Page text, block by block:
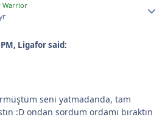
Warrior
Ligafor said:
seni yatmadanda, tam
:D ondan sordum ordamı bıraktın